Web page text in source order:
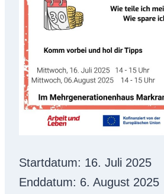
Startdatum: 16. Juli 2025
Enddatum: 6. August 2025